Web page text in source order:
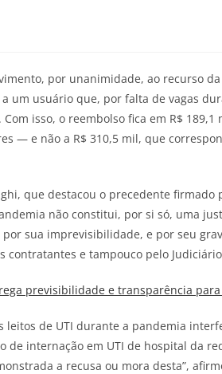
por unanimidade, ao recurso
um usuário que, por falta de vagas
isso, o reembolso fica em R$
— e não a R$ 310,5 mil, que
que destacou o precedente firmado
não constitui, por si só, uma
sua imprevisibilidade, e por seu
e tampouco pelo
previsibilidade e transparência
de UTI durante a pandemia
de internação em UTI de hospital da
a recusa ou mora desta”,